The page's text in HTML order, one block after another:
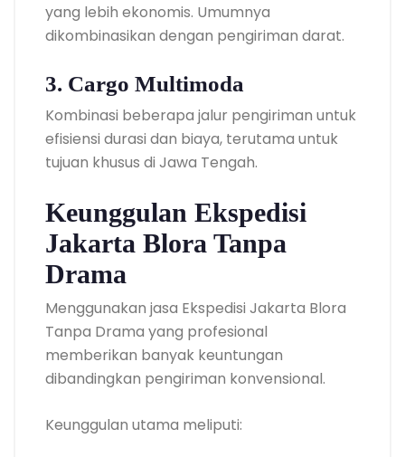
yang lebih ekonomis. Umumnya
dikombinasikan dengan pengiriman darat.
3. Cargo Multimoda
Kombinasi beberapa jalur pengiriman untuk
efisiensi durasi dan biaya, terutama untuk
tujuan khusus di Jawa Tengah.
Keunggulan Ekspedisi
Jakarta Blora Tanpa
Drama
Menggunakan jasa Ekspedisi Jakarta Blora
Tanpa Drama yang profesional
memberikan banyak keuntungan
dibandingkan pengiriman konvensional.
Keunggulan utama meliputi: